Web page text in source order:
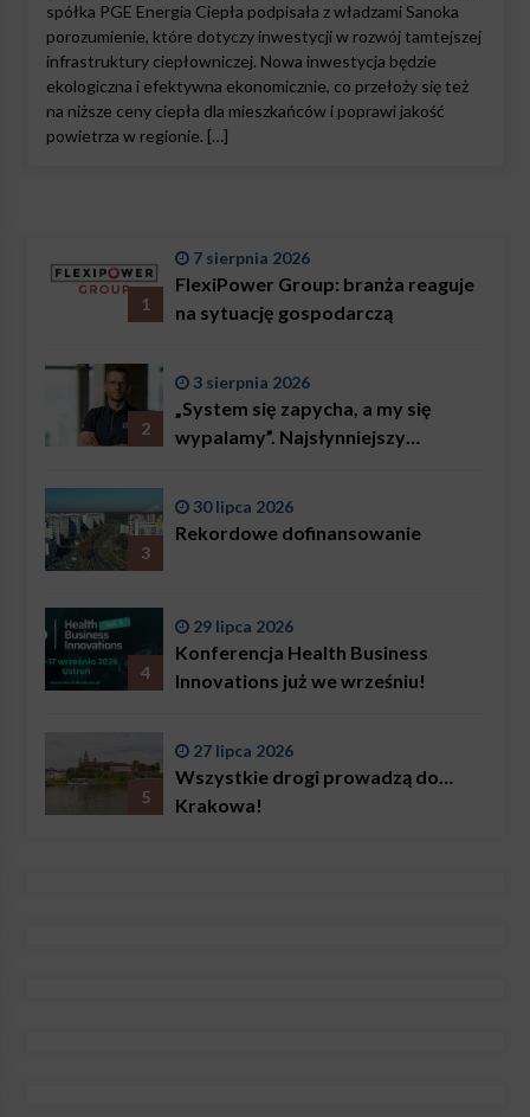
spółka PGE Energia Ciepła podpisała z władzami Sanoka
porozumienie, które dotyczy inwestycji w rozwój tamtejszej
infrastruktury ciepłowniczej. Nowa inwestycja będzie
ekologiczna i efektywna ekonomicznie, co przełoży się też
na niższe ceny ciepła dla mieszkańców i poprawi jakość
powietrza w regionie. […]
1
7 sierpnia 2026
FlexiPower Group: branża reaguje
na sytuację gospodarczą
2
3 sierpnia 2026
„System się zapycha, a my się
wypalamy”. Najsłynniejszy
problemem są nie tylko choroby
3
30 lipca 2026
Rekordowe dofinansowanie
4
29 lipca 2026
Konferencja Health Business
Innovations już we wrześniu!
5
27 lipca 2026
Wszystkie drogi prowadzą do…
Krakowa!